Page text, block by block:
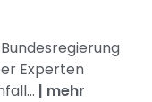
Experten
| mehr